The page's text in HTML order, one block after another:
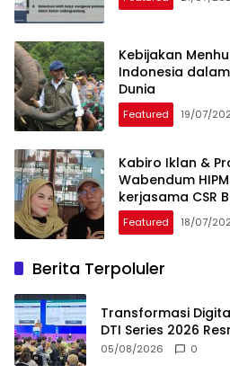
Kebijakan
Indonesia
Dunia
Featured 19/07/
Kabiro Iklan &
Wabendum
kerjasama CSR
Featured 18/07/
Berita Terpoluler
Transformasi
DTI Series 2026
05/08/2026 0